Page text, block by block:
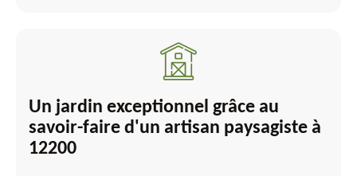
Un jardin exceptionnel grâce au
savoir-faire d'un artisan paysagiste à
12200